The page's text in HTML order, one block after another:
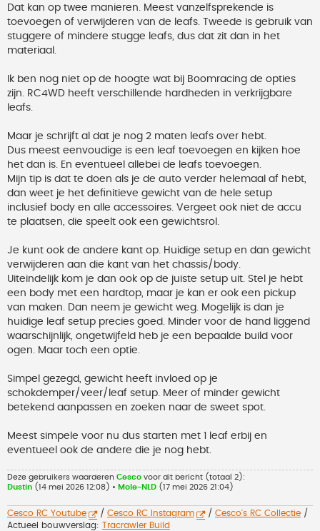
Dat kan op twee manieren. Meest vanzelfsprekende is
toevoegen of verwijderen van de leafs. Tweede is gebruik van
stuggere of mindere stugge leafs, dus dat zit dan in het
materiaal.
Ik ben nog niet op de hoogte wat bij Boomracing de opties
zijn. RC4WD heeft verschillende hardheden in verkrijgbare
leafs.
Maar je schrijft al dat je nog 2 maten leafs over hebt.
Dus meest eenvoudige is een leaf toevoegen en kijken hoe
het dan is. En eventueel allebei de leafs toevoegen.
Mijn tip is dat te doen als je de auto verder helemaal af hebt,
dan weet je het definitieve gewicht van de hele setup
inclusief body en alle accessoires. Vergeet ook niet de accu
te plaatsen, die speelt ook een gewichtsrol.
Je kunt ook de andere kant op. Huidige setup en dan gewicht
verwijderen aan die kant van het chassis/body.
Uiteindelijk kom je dan ook op de juiste setup uit. Stel je hebt
een body met een hardtop, maar je kan er ook een pickup
van maken. Dan neem je gewicht weg. Mogelijk is dan je
huidige leaf setup precies goed. Minder voor de hand liggend
waarschijnlijk, ongetwijfeld heb je een bepaalde build voor
ogen. Maar toch een optie.
Simpel gezegd, gewicht heeft invloed op je
schokdemper/veer/leaf setup. Meer of minder gewicht
betekend aanpassen en zoeken naar de sweet spot.
Meest simpele voor nu dus starten met 1 leaf erbij en
eventueel ook de andere die je nog hebt.
Deze gebruikers waarderen Cesco voor dit bericht (totaal 2):
Dustin (14 mei 2026 12:08) • Mole-NLD (17 mei 2026 21:04)
Cesco RC Youtube / Cesco RC Instagram / Cesco's RC Collectie /
Actueel bouwverslag: Tracrawler Build